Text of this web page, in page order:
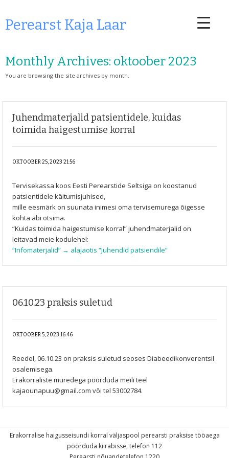
Perearst Kaja Laar
Monthly Archives: oktoober 2023
You are browsing the site archives by month.
Juhendmaterjalid patsientidele, kuidas
toimida haigestumise korral
OKTOOBER 25, 2023 21:56
Tervisekassa koos Eesti Perearstide Seltsiga on koostanud
patsientidele käitumisjuhised,
mille eesmärk on suunata inimesi oma tervisemurega õigesse
kohta abi otsima.
“Kuidas toimida haigestumise korral” juhendmaterjalid on
leitavad meie kodulehel:
“Infomaterjalid” → alajaotis “Juhendid patsiendile”
06.10.23 praksis suletud
OKTOOBER 5, 2023 16:46
Reedel, 06.10.23 on praksis suletud seoses Diabeedikonverentsil
osalemisega.
Erakorraliste muredega pöörduda meili teel
kajaounapuu@gmail.com või tel 53002784.
Erakorralise haigusseisundi korral väljaspool perearsti praksise tööaega
pöörduda kiirabisse, telefon 112